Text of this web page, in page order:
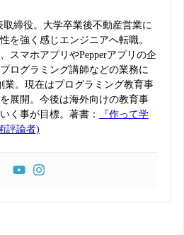
取締役。大学卒業後不動産営業に
を強く感じエンジニアへ転職。
スマホアプリやPepperアプリの企
ログラミング講師などの業務に
業。現在はプログラミング教育事
展開。今後は海外向けの教育事
く事が目標。著書：
『作って学
評論者)